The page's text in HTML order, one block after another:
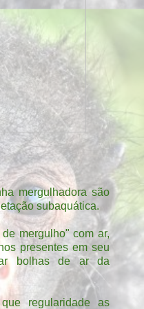
mergulhadora são
subaquática.
mergulho" com ar,
presentes em seu
bolhas de ar da
regularidade as